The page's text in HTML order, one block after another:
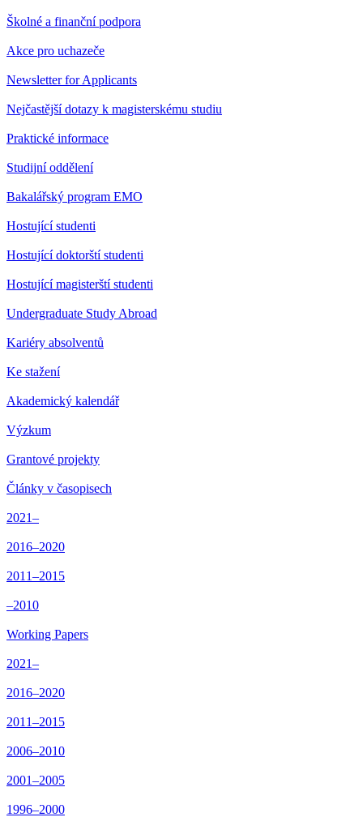
Školné a finanční podpora
Akce pro uchazeče
Newsletter for Applicants
Nejčastější dotazy k magisterskému studiu
Praktické informace
Studijní oddělení
Bakalářský program EMO
Hostující studenti
Hostující doktorští studenti
Hostující magisterští studenti
Undergraduate Study Abroad
Kariéry absolventů
Ke stažení
Akademický kalendář
Výzkum
Grantové projekty
Články v časopisech
2021–
2016–2020
2011–2015
–2010
Working Papers
2021–
2016–2020
2011–2015
2006–2010
2001–2005
1996–2000